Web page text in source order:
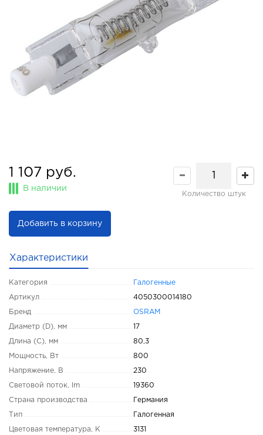
1 107 руб.
В наличии
Количество штук
Добавить в корзину
Характеристики
Категория Галогенные
Артикул 4050300014180
Бренд OSRAM
Диаметр (D), мм 17
Длина (C), мм 80,3
Мощность, Вт 800
Напряжение, В 230
Световой поток, lm 19360
Страна производства Германия
Тип Галогенная
Цветовая температура, K 3131